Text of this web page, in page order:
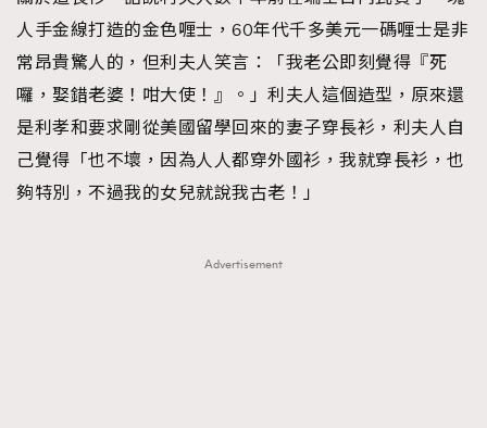
人手金線打造的金色喱士，60年代千多美元一碼喱士是非
常昂貴驚人的，但利夫人笑言：「我老公即刻覺得『死
囉，娶錯老婆！咁大使！』。」利夫人這個造型，原來還
是利孝和要求剛從美國留學回來的妻子穿長衫，利夫人自
己覺得「也不壞，因為人人都穿外國衫，我就穿長衫，也
夠特別，不過我的女兒就說我古老！」
Advertisement